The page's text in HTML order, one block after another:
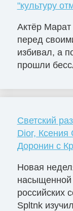
"культуру
Актёр
перед
избивал, а
прошли
Светский
Dior,
Доронин с
Новая
насыщенной
российских
Spltnk